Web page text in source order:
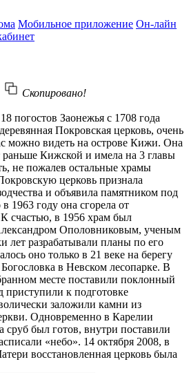
Мобильное приложение Он-лайн
Скопировано!
погостов Заонежья с 1708 года
Покровская церковь, очень
можно видеть на острове Кижи. Она
раньше Кижской и имела на 3 главы
не пожалев остальные храмы
церковь признала
и объявила памятником под
1963 году она сгорела от
счастью, в 1956 храм был
Ополовниковым, ученым
лет разрабатывали планы по его
оно только в 21 веке на берегу
в Невском лесопарке. В
месте поставили поклонный
приступили к подготовке
заложили камни из
Одновременно в Карелии
сруб был готов, внутри поставили
«небо». 14 октября 2008, в
восстановленная церковь была